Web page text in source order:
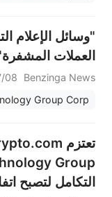
"وسائل الإعلام
العملات
Benzinga News
20:08
التكامل لتصبح